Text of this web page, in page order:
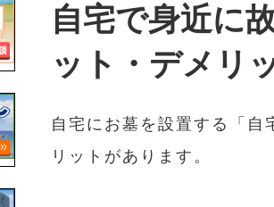
自宅で身近に
ット・デメリ
自宅にお墓を設置する「自
リットがあります。